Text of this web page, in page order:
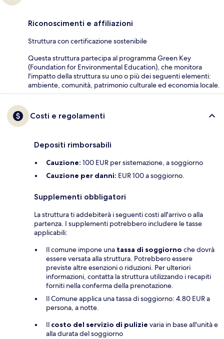
Riconoscimenti e affiliazioni
Struttura con certificazione sostenibile
Questa struttura partecipa al programma Green Key
(Foundation for Environmental Education), che monitora
l'impatto della struttura su uno o più dei seguenti elementi:
ambiente, comunità, patrimonio culturale ed economia locale.
Costi e regolamenti
Depositi rimborsabili
Cauzione: 100 EUR per sistemazione, a soggiorno
Cauzione per danni: EUR 100 a soggiorno.
Supplementi obbligatori
La struttura ti addebiterà i seguenti costi all'arrivo o alla
partenza. I supplementi potrebbero includere le tasse
applicabili:
Il comune impone una tassa di soggiorno che dovrà
essere versata alla struttura. Potrebbero essere
previste altre esenzioni o riduzioni. Per ulteriori
informazioni, contatta la struttura utilizzando i recapiti
forniti nella conferma della prenotazione.
Il Comune applica una tassa di soggiorno: 4.80 EUR a
persona, a notte.
Il costo del servizio di pulizie varia in base all'unità e
alla durata del soggiorno